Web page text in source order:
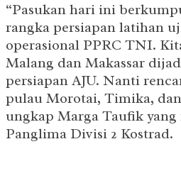
“Pasukan hari ini
rangka persiapan latihan
operasional PPRC TNI.
Malang dan Makassar
persiapan AJU. Nanti
pulau Morotai, Timika,
ungkap Marga Taufik
Panglima Divisi 2 Kostrad.